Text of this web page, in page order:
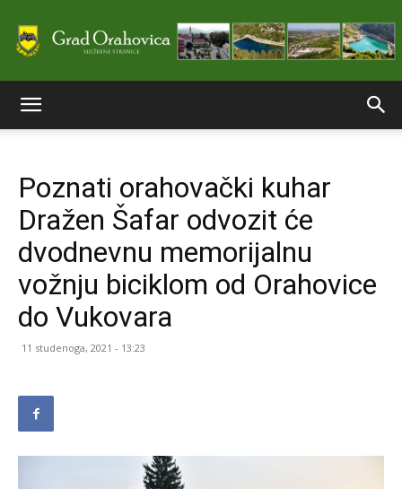
stranice
Grada
Poznati orahovački kuhar
Dražen Šafar odvozit će
dvodnevnu memorijalnu
vožnju biciklom od Orahovice
do Vukovara
11 studenoga, 2021 - 13:23